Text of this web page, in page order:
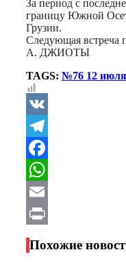
За период с
границу Южной
Грузии.
Следующая встреча
А. ДЖИОТЫ
TAGS: №76 12 июля
VK
Telegram
Facebook
WhatsApp
Email
Print
Похожие